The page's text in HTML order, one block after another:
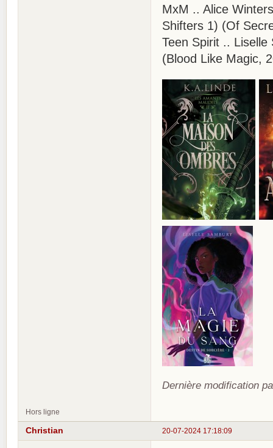
MxM .. Alice
Shifters 1) (Of
Teen Spirit ..
(Blood Like Magic,
Dernière modification
Hors ligne
20-07-2024 17:18:09
Christian